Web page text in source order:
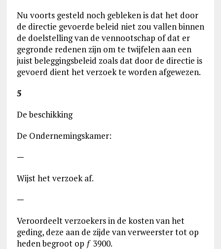
Nu voorts gesteld noch gebleken is dat het door
de directie gevoerde beleid niet zou vallen binnen
de doelstelling van de vennootschap of dat er
gegronde redenen zijn om te twijfelen aan een
juist beleggingsbeleid zoals dat door de directie is
gevoerd dient het verzoek te worden afgewezen.
5
De beschikking
De Ondernemingskamer:
—
Wijst het verzoek af.
—
Veroordeelt verzoekers in de kosten van het
geding, deze aan de zijde van verweerster tot op
heden begroot op ƒ 3900.